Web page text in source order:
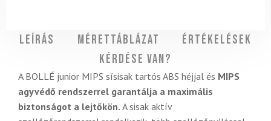
Leírás Mérettáblázat
Értékelések
Kérdése van?
A BOLLÉ junior MIPS sísisak tartós ABS héjjal és MIPS
agyvédő rendszerrel garantálja a maximális
biztonságot a lejtőkön. A sisak aktív